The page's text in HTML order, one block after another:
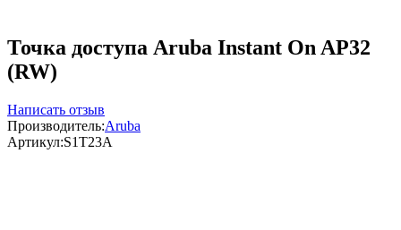
Точка доступа Aruba Instant On AP32
(RW)
Написать отзыв
Производитель:Aruba
Артикул:S1T23A